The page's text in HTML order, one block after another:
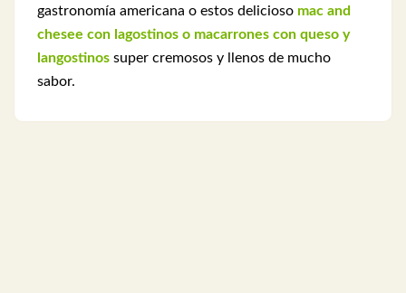
gastronomía americana o estos delicioso mac and
chesee con lagostinos o macarrones con queso y
langostinos super cremosos y llenos de mucho
sabor.